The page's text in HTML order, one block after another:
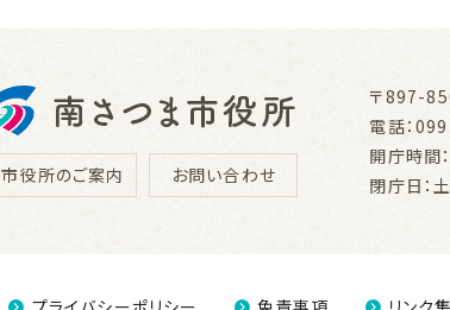
市役所のご案内 お問い合わせ
〒897-
電話：
開庁時間
閉庁日：